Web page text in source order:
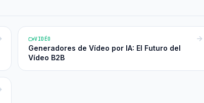
VIDÉO
Generadores de Vídeo por IA: El Futuro del
Vídeo B2B